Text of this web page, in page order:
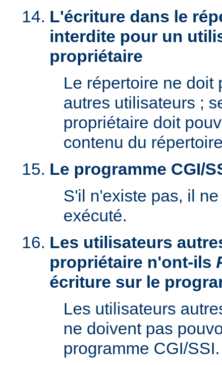
L'écriture dans le
interdite pour un
propriétaire
Le répertoire ne doit
autres utilisateurs ;
propriétaire doit
contenu du
Le programme CGI/
S'il n'existe pas, il
exécuté.
Les utilisateurs
propriétaire n'ont-ils
écriture sur le
Les utilisateurs
ne doivent pas
programme CGI/SSI.